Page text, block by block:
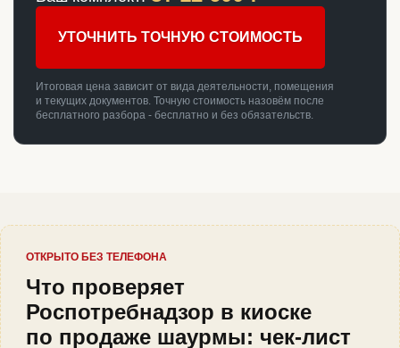
УТОЧНИТЬ ТОЧНУЮ СТОИМОСТЬ
Итоговая цена зависит от вида деятельности, помещения
и текущих документов. Точную стоимость назовём после
бесплатного разбора - бесплатно и без обязательств.
ОТКРЫТО БЕЗ ТЕЛЕФОНА
Что проверяет
Роспотребнадзор в киоске
по продаже шаурмы: чек-лист